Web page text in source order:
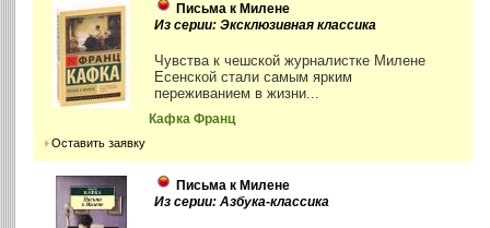
Письма к Милене
Из серии: Эксклюзивная классика
Чувства к чешской журналистке Милене
Есенской стали самым ярким
переживанием в жизни...
Кафка Франц
Оставить заявку
Письма к Милене
Из серии: Азбука-классика